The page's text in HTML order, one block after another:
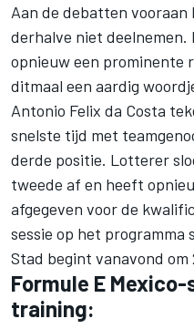
Aan de debatten
derhalve niet deelnemen.
opnieuw een prominente
ditmaal een aardig
Antonio Felix da Costa
snelste tijd met
derde positie. Lotterer
tweede af en heeft
afgegeven voor de
sessie op het programma
Stad begint vanavond
Formule E
training: